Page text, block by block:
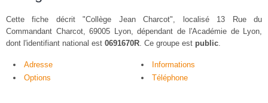
Cette fiche décrit "Collège Jean Charcot", localisé 13 Rue du
Commandant Charcot, 69005 Lyon, dépendant de l'Académie de Lyon,
dont l'identifiant national est 0691670R. Ce groupe est public.
Adresse
Informations
Options
Téléphone